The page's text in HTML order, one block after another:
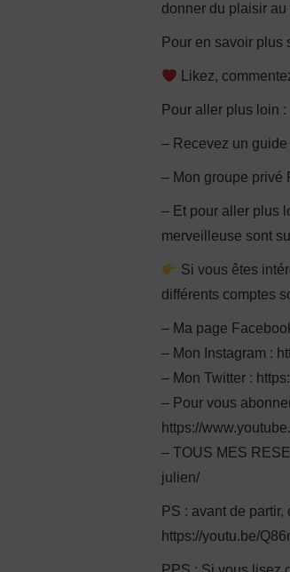
donner du plaisir au
Pour en savoir plus
Likez,
Pour aller plus loin :
– Recevez un
– Mon groupe privé
– Et pour aller plus
merveilleuse sont
Si vous êtes
différents comptes
– Ma page
– Mon Instagram :
– Mon Twitter :
– Pour vous
https://
– TOUS MES
julien/
PS : avant de
https://youtu.be/